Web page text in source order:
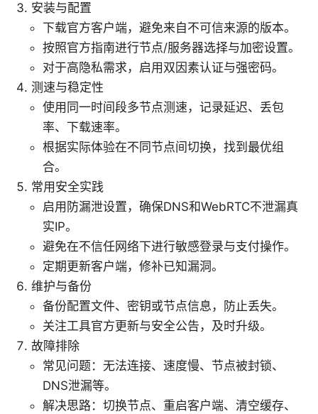
安装与配置
下载官方客户端，避免来自不可信来源的版本。
按照官方指南进行节点/服务器选择与加密设置。
对于高隐私需求，启用双因素认证与强密码。
测速与稳定性
使用同一时间段多节点测速，记录延迟、丢包
率、下载速率。
根据实际体验在不同节点间切换，找到最优组
合。
常用安全实践
启用防漏泄设置，确保DNS和WebRTC不泄漏真
实IP。
避免在不信任网络下进行敏感登录与支付操作。
定期更新客户端，修补已知漏洞。
维护与备份
备份配置文件、密钥或节点信息，防止丢失。
关注工具官方更新与安全公告，及时升级。
故障排除
常见问题：无法连接、速度慢、节点被封锁、
DNS泄漏等。
解决思路：切换节点、重启客户端、清空缓存、